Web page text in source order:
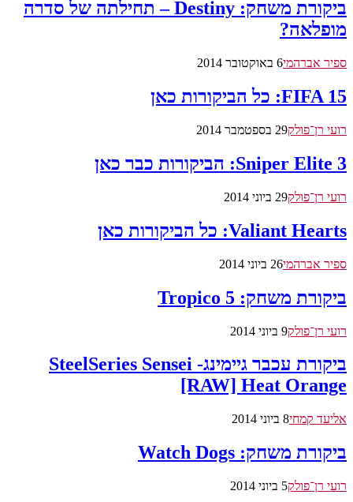
ביקורת משחק: Destiny – תחילתה של סדרה
מופלאה?
ספיר אברהמי6 באוקטובר 2014
FIFA 15: כל הביקורות כאן
רועי רן־פולק29 בספטמבר 2014
Sniper Elite 3: הביקורות כבר כאן
רועי רן־פולק29 ביוני 2014
Valiant Hearts: כל הביקורות כאן
ספיר אברהמי26 ביוני 2014
ביקורת משחק: Tropico 5
רועי רן־פולק9 ביוני 2014
ביקורת עכבר גיימינג- SteelSeries Sensei
[RAW] Heat Orange
אליעד קמחי8 ביוני 2014
ביקורת משחק: Watch Dogs
רועי רן־פולק5 ביוני 2014